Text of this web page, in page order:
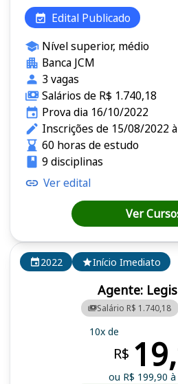
2022 Início Imediato
Agente:
Salário R$ 1.740,18
10x de
R$ 19,
ou R$ 199,90
Edital Publicado
Nível superior, médio
Banca JCM
3 vagas
Salários de R$ 1.740,18
Prova dia 16/10/2022
Inscrições de 15/08/2022
60 horas de estudo
9 disciplinas
Ver edital
Ver